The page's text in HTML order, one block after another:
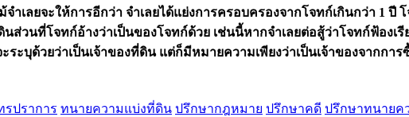
เลยจะให้การอีกว่า จำเลยได้แย่งการครอบครองจากโจทก์เกินกว่า 1 ปี
นส่วนที่โจทก์อ้างว่าเป็นของโจทก์ด้วย เช่นนี้หากจำเลยต่อสู้ว่าโจทก์ฟ้อง
ะบุด้วยว่าเป็นเจ้าของที่ดิน แต่ก็มีหมายความเพียงว่าเป็นเจ้าของจากก
ปราการ ทนายความแบ่งที่ดิน ปรึกษากฎหมาย ปรึกษาคดี ปรึกษาทนายค